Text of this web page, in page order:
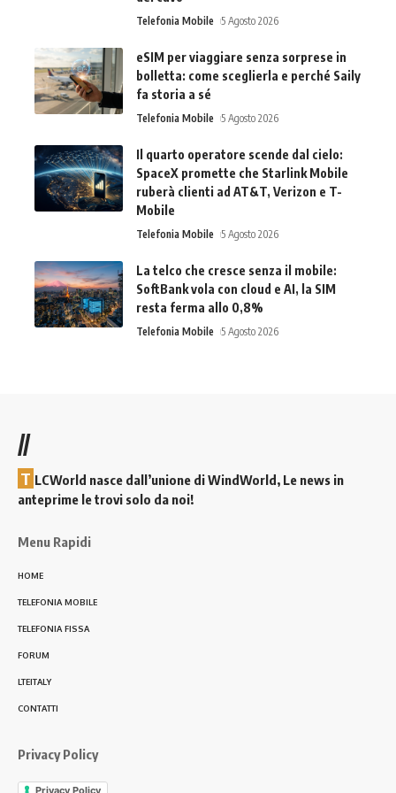
Telefonia Mobile 5 Agosto 2026
eSIM per viaggiare senza sorprese in
bolletta: come sceglierla e perché Saily
fa storia a sé
Telefonia Mobile 5 Agosto 2026
Il quarto operatore scende dal cielo:
SpaceX promette che Starlink Mobile
ruberà clienti ad AT&T, Verizon e T-
Mobile
Telefonia Mobile 5 Agosto 2026
La telco che cresce senza il mobile:
SoftBank vola con cloud e AI, la SIM
resta ferma allo 0,8%
Telefonia Mobile 5 Agosto 2026
//
T LCWorld nasce dall’unione di WindWorld, Le news in
anteprime le trovi solo da noi!
Menu Rapidi
HOME
TELEFONIA MOBILE
TELEFONIA FISSA
FORUM
LTEITALY
CONTATTI
Privacy Policy